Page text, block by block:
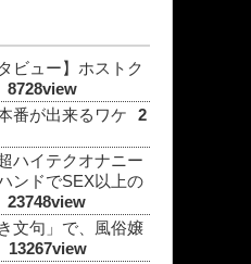
ビュー】ホストク
8728view
番が出来るワケ
2
ハイテクオナニー
ンドでSEX以上の
23748view
文句」で、風俗嬢
13267view